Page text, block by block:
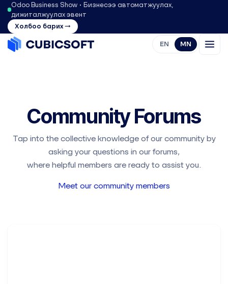
Odoo Business Show • Бизнесээ автоматжуулах,
дижиталжуулах эвент
Холбоо барих →
EN MN
Community Forums
Tap into the collective knowledge of our community by
asking your questions in our forums,
where helpful members are ready to assist you.
Meet our community members